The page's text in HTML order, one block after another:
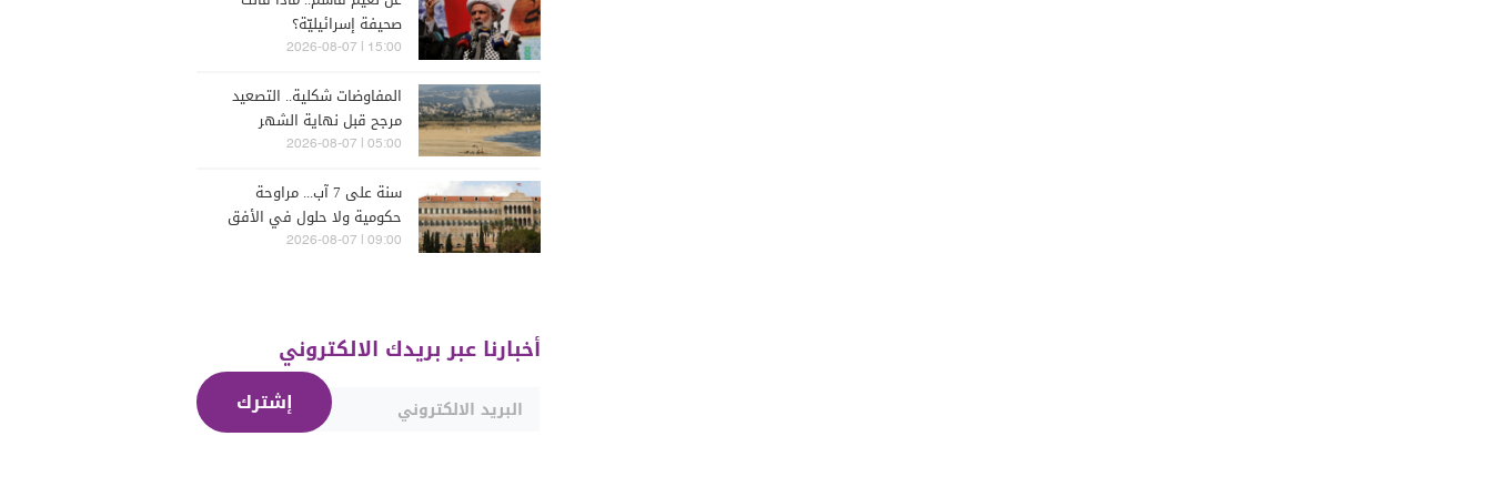
صحيفة إسرائيليّة؟
15:00 | 2026-08-07
المفاوضات شكلية.. التصعيد
مرجح قبل نهاية الشهر
05:00 | 2026-08-07
سنة على 7 آب... مراوحة
حكومية ولا حلول في الأفق
المنظور
09:00 | 2026-08-07
أخبارنا عبر بريدك الالكتروني
إشترك